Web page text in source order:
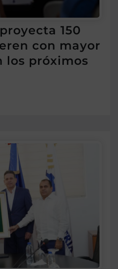
150
con mayor
los próximos